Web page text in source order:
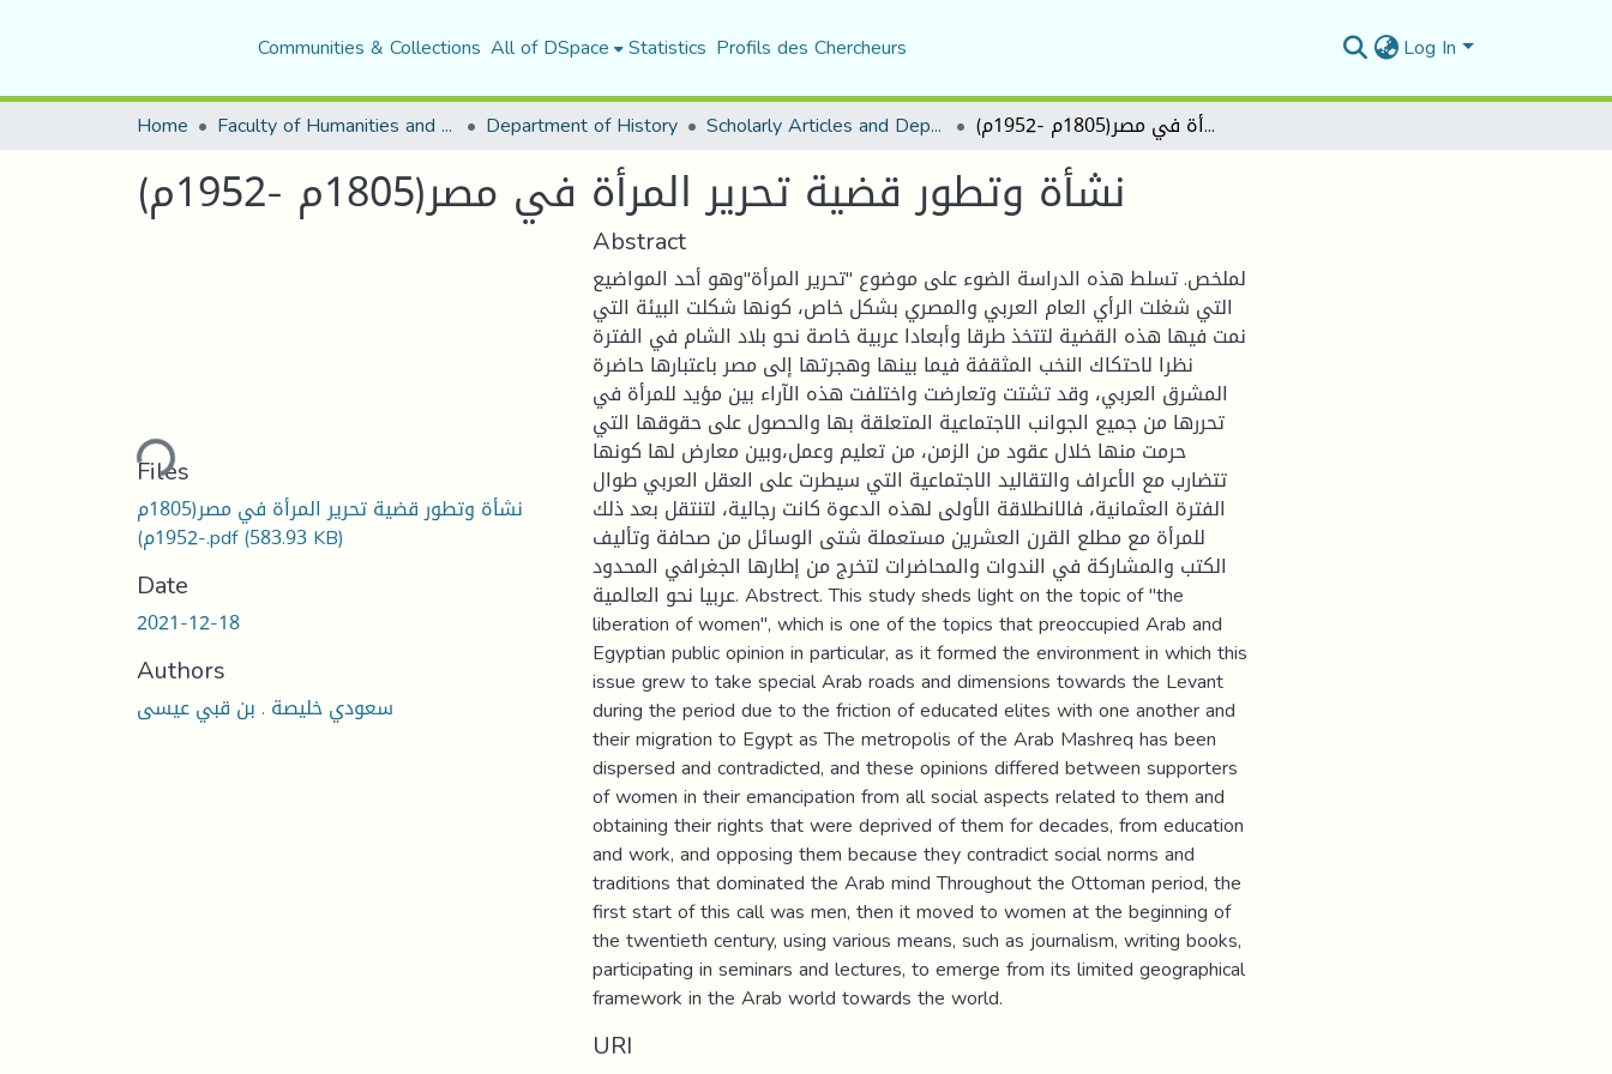
Communities & Collections All of DSpace Statistics Profils des Chercheurs Log In
Home Faculty of Humanities and Social Sciences Department of History Scholarly Articles and Department Publications نشأة وتطور قضية تحرير المرأة في مصر(1805م -1952م)
نشأة وتطور قضية تحرير المرأة في مصر(1805م -1952م)
Loading...
Files
نشأة وتطور قضية تحرير المرأة في مصر(1805م
-1952م).pdf(583.93 KB)
Date
2021-12-18
Authors
سعودي خليصة . بن قبي عيسى
Abstract
لملخص. تسلط هذه الدراسة الضوء على موضوع "تحرير المرأة"وهو أحد المواضيع
التي شغلت الرأي العام العربي والمصري بشكل خاص، كونها شكلت البيئة التي
نمت فيها هذه القضية لتتخذ طرقا وأبعادا عربية خاصة نحو بلاد الشام في الفترة
نظرا لاحتكاك النخب المثقفة فيما بينها وهجرتها إلى مصر باعتبارها حاضرة
المشرق العربي، وقد تشتت وتعارضت واختلفت هذه الآراء بين مؤيد للمرأة في
تحررها من جميع الجوانب الاجتماعية المتعلقة بها والحصول على حقوقها التي
حرمت منها خلال عقود من الزمن، من تعليم وعمل،وبين معارض لها كونها
تتضارب مع الأعراف والتقاليد الاجتماعية التي سيطرت على العقل العربي طوال
الفترة العثمانية، فالانطلاقة الأولى لهذه الدعوة كانت رجالية، لتنتقل بعد ذلك
للمرأة مع مطلع القرن العشرين مستعملة شتى الوسائل من صحافة وتأليف
الكتب والمشاركة في الندوات والمحاضرات لتخرج من إطارها الجغرافي المحدود
عربيا نحو العالمية. Abstrect. This study sheds light on the topic of "the
liberation of women", which is one of the topics that preoccupied Arab and
Egyptian public opinion in particular, as it formed the environment in which this
issue grew to take special Arab roads and dimensions towards the Levant
during the period due to the friction of educated elites with one another and
their migration to Egypt as The metropolis of the Arab Mashreq has been
dispersed and contradicted, and these opinions differed between supporters
of women in their emancipation from all social aspects related to them and
obtaining their rights that were deprived of them for decades, from education
and work, and opposing them because they contradict social norms and
traditions that dominated the Arab mind Throughout the Ottoman period, the
first start of this call was men, then it moved to women at the beginning of
the twentieth century, using various means, such as journalism, writing books,
participating in seminars and lectures, to emerge from its limited geographical
framework in the Arab world towards the world.
URI